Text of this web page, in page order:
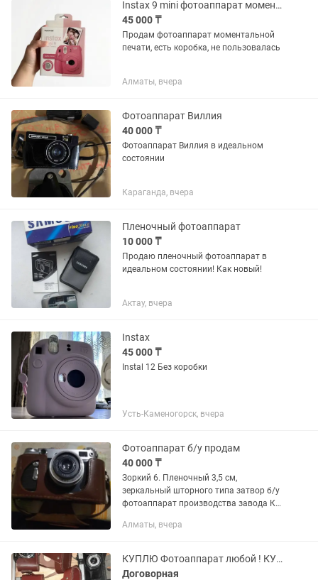
Instax 9 mini фотоаппарат моментальной печати
45 000 ₸
Продам фотоаппарат моментальной
печати, есть коробка, не пользовалась
Алматы, вчера
Фотоаппарат Виллия
40 000 ₸
Фотоаппарат Виллия в идеальном
состоянии
Караганда, вчера
Пленочный фотоаппарат
10 000 ₸
Продаю пленочный фотоаппарат в
идеальном состоянии! Как новый!
Актау, вчера
Instax
45 000 ₸
Instal 12 Без коробки
Усть-Каменогорск, вчера
Фотоаппарат б/у продам
40 000 ₸
Зоркий 6. Пленочный 3,5 см,
зеркальный шторного типа затвор б/у
фотоаппарат производства завода КМ,
аналог ФЭД 3М и папа Зенитов! 😉.
Алматы, вчера
КУПЛЮ Фотоаппарат любой ! КУПЛЮ !
Договорная